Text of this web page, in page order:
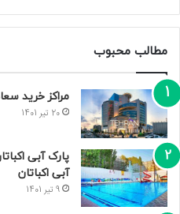
مطالب محبوب
مراکز خرید
20 تیر 1401
پارک آبی
آبی اکباتان
9 تیر 1401